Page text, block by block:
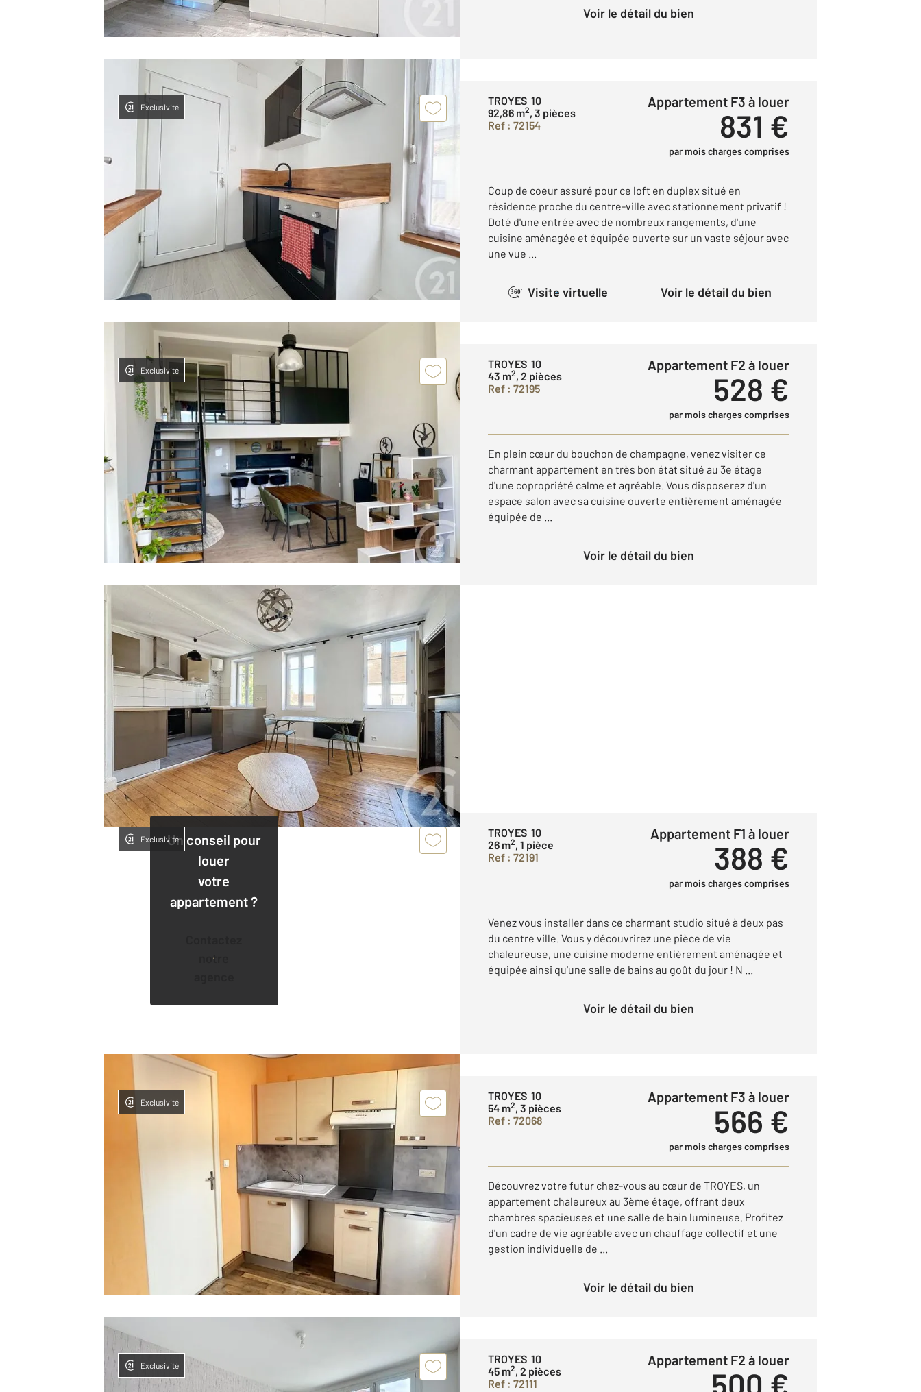
Voir le détail du bien
Exclusivité
TROYES 10
92,86 m2, 3 pièces
Ref : 72154
Appartement F3 à louer
831 €
par mois charges comprises
Coup de coeur assuré pour ce loft en duplex situé en
résidence proche du centre-ville avec stationnement privatif !
Doté d'une entrée avec de nombreux rangements, d'une
cuisine aménagée et équipée ouverte sur un vaste séjour avec
une vue ...
360° Visite virtuelle Voir le détail du bien
Exclusivité
TROYES 10
43 m2, 2 pièces
Ref : 72195
Appartement F2 à louer
528 €
par mois charges comprises
En plein cœur du bouchon de champagne, venez visiter ce
charmant appartement en très bon état situé au 3e étage
d'une copropriété calme et agréable. Vous disposerez d'un
espace salon avec sa cuisine ouverte entièrement aménagée
équipée de ...
Voir le détail du bien
Un conseil pour
louer
votre
appartement ?
notre
Exclusivité
TROYES 10
26 m2, 1 pièce
Ref : 72191
Appartement F1 à louer
388 €
par mois charges comprises
Venez vous installer dans ce charmant studio situé à deux pas
du centre ville. Vous y découvrirez une pièce de vie
chaleureuse, une cuisine moderne entièrement aménagée et
équipée ainsi qu'une salle de bains au goût du jour ! N ...
Voir le détail du bien
Exclusivité
TROYES 10
54 m2, 3 pièces
Ref : 72068
Appartement F3 à louer
566 €
par mois charges comprises
Découvrez votre futur chez-vous au cœur de TROYES, un
appartement chaleureux au 3ème étage, offrant deux
chambres spacieuses et une salle de bain lumineuse. Profitez
d'un cadre de vie agréable avec un chauffage collectif et une
gestion individuelle de ...
Voir le détail du bien
Exclusivité
TROYES 10
45 m2, 2 pièces
Ref : 72111
Appartement F2 à louer
500 €